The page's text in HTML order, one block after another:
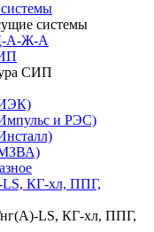
системы
А-Ж-А
СИП
и РЭС)
LS, КГ-хл, ППГ,
LS, КГ-хл, ППГ,